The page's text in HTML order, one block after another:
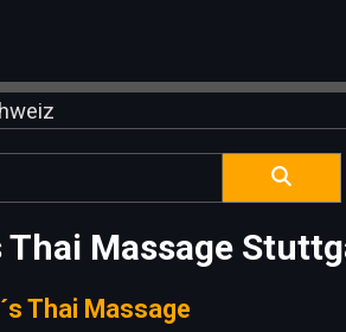
Massage
Thai Massage